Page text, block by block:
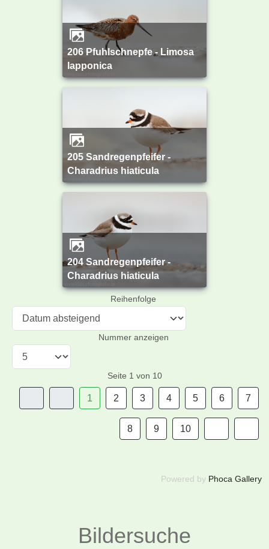
206 Pfuhlschnepfe - Limosa
lapponica
205 Sandregenpfeifer -
Charadrius hiaticula
204 Sandregenpfeifer -
Charadrius hiaticula
Reihenfolge
Nummer anzeigen
Seite 1 von 10
1 2 3 4 5 6 7
8 9 10
Powered by Phoca Gallery
Bildersuche